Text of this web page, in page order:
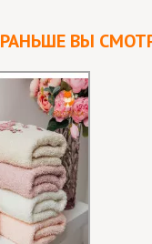
РАНЬШЕ ВЫ